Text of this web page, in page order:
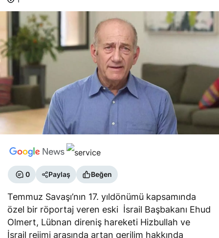
0 Paylaş Beğen
Temmuz Savaşı’nın 17. yıldönümü kapsamında
özel bir röportaj veren eski İsrail Başbakanı Ehud
Olmert, Lübnan direniş hareketi Hizbullah ve
İsrail rejimi arasında artan gerilim hakkında